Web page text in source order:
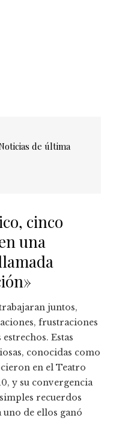
de última
cinco
una
juntos,
frustraciones
Estas
conocidas como
en el Teatro
y su convergencia
recuerdos
uno de ellos ganó